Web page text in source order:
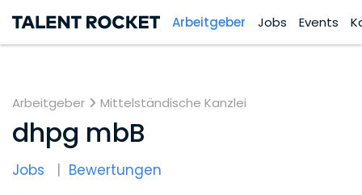
Arbeitgeber Jobs Events
Arbeitgeber Mittelständische Kanzlei
dhpg mbB
Jobs Bewertungen